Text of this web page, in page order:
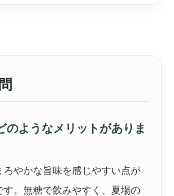
のようなメリットがありま
ろやかな旨味を感じやすい点が
す。無糖で飲みやすく、夏場の